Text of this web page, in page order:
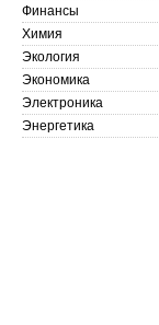
Финансы
Химия
Экология
Экономика
Электроника
Энергетика